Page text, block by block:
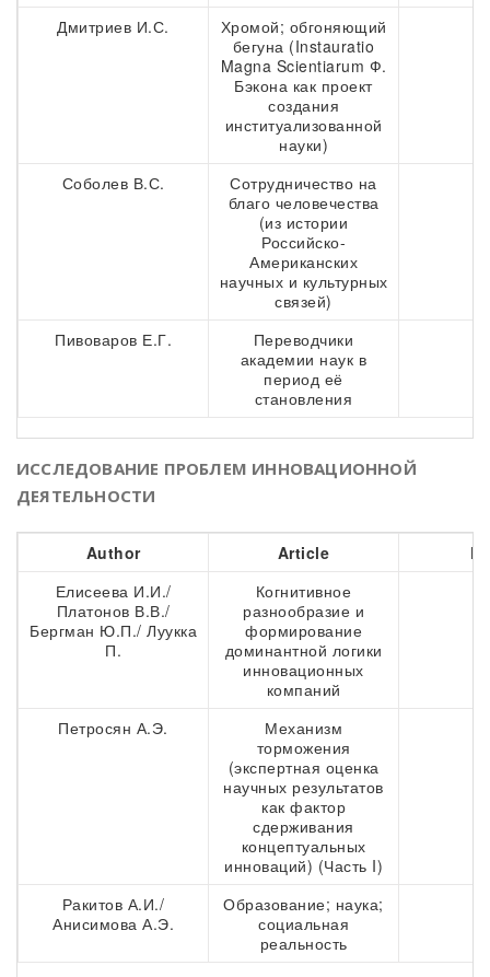
Дмитриев И.С.
Хромой; обгоняющий
бегуна (Instauratio
Magna Scientiarum Ф.
Бэкона как проект
создания
институализованной
науки)
Соболев В.С.
Сотрудничество на
благо человечества
(из истории
Российско-
Американских
научных и культурных
связей)
Пивоваров Е.Г.
Переводчики
академии наук в
период её
становления
ИССЛЕДОВАНИЕ ПРОБЛЕМ ИННОВАЦИОННОЙ
ДЕЯТЕЛЬНОСТИ
Author Article
Елисеева И.И./
Платонов В.В./
Бергман Ю.П./ Луукка
П.
Когнитивное
разнообразие и
формирование
доминантной логики
инновационных
компаний
Петросян А.Э.
Механизм
торможения
(экспертная оценка
научных результатов
как фактор
сдерживания
концептуальных
инноваций) (Часть I)
Ракитов А.И./
Анисимова А.Э.
Образование; наука;
социальная
реальность